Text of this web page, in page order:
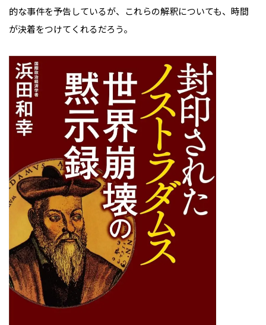
的な事件を予告しているが、これらの解釈についても、時間
が決着をつけてくれるだろう。